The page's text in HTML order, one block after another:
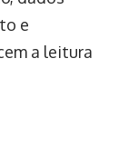
e
a leitura